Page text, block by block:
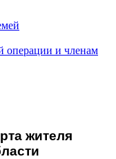
операции и членам
жителя